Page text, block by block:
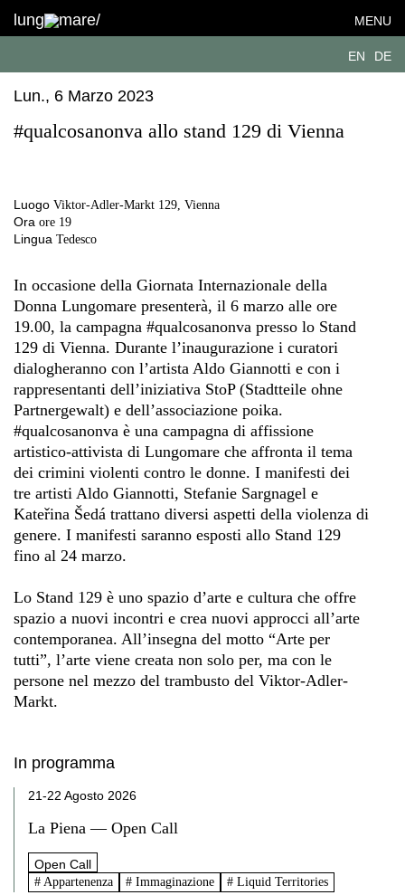
lung mare/ MENU
EN DE
Lun., 6 Marzo 2023
#qualcosanonva allo stand 129 di Vienna
Luogo Viktor-Adler-Markt 129, Vienna
Ora ore 19
Lingua Tedesco
In occasione della Giornata Internazionale della
Donna Lungomare presenterà, il 6 marzo alle ore
19.00, la campagna #qualcosanonva presso lo Stand
129 di Vienna. Durante l’inaugurazione i curatori
dialogheranno con l’artista Aldo Giannotti e con i
rappresentanti dell’iniziativa StoP (Stadtteile ohne
Partnergewalt) e dell’associazione poika.
#qualcosanonva è una campagna di affissione
artistico-attivista di Lungomare che affronta il tema
dei crimini violenti contro le donne. I manifesti dei
tre artisti Aldo Giannotti, Stefanie Sargnagel e
Kateřina Šedá trattano diversi aspetti della violenza di
genere. I manifesti saranno esposti allo Stand 129
fino al 24 marzo.
Lo Stand 129 è uno spazio d’arte e cultura che offre
spazio a nuovi incontri e crea nuovi approcci all’arte
contemporanea. All’insegna del motto “Arte per
tutti”, l’arte viene creata non solo per, ma con le
persone nel mezzo del trambusto del Viktor-Adler-
Markt.
In programma
21-22 Agosto 2026
La Piena — Open Call
Open Call
# Appartenenza # Immaginazione # Liquid Territories